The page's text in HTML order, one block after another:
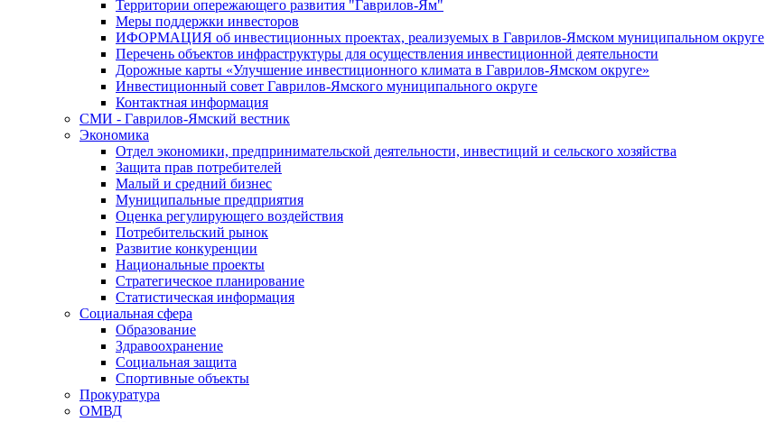
Территории опережающего развития "Гаврилов-Ям"
Меры поддержки инвесторов
ИФОРМАЦИЯ об инвестиционных проектах, реализуемых в Гаврилов-Ямском муниципальном округе
Перечень объектов инфраструктуры для осуществления инвестиционной деятельности
Дорожные карты «Улучшение инвестиционного климата в Гаврилов-Ямском округе»
Инвестиционный совет Гаврилов-Ямского муниципального округе
Контактная информация
СМИ - Гаврилов-Ямский вестник
Экономика
Отдел экономики, предпринимательской деятельности, инвестиций и сельского хозяйства
Защита прав потребителей
Малый и средний бизнес
Муниципальные предприятия
Оценка регулирующего воздействия
Потребительский рынок
Развитие конкуренции
Национальные проекты
Стратегическое планирование
Статистическая информация
Социальная сфера
Образование
Здравоохранение
Социальная защита
Спортивные объекты
Прокуратура
ОМВД